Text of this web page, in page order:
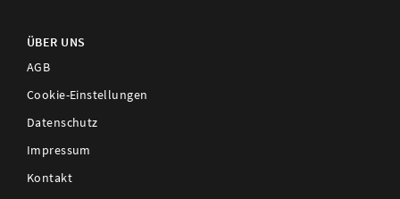
ÜBER UNS
AGB
Cookie-Einstellungen
Datenschutz
Impressum
Kontakt